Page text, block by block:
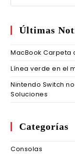
Últimas
MacBook Carpeta
Línea verde en el
Nintendo Switch
Soluciones
Categorías
Consolas